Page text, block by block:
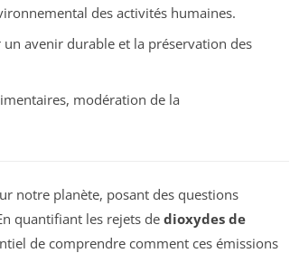
des activités humaines.
avenir durable et la préservation des
modération de la
notre planète, posant des questions
quantifiant les rejets dedioxydes de
de comprendre comment ces émissions